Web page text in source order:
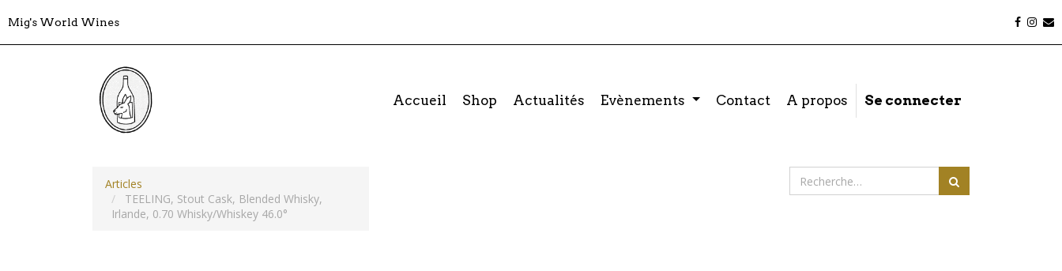
Mig's World Wines
Accueil Shop Actualités Evènements Contact A propos Se connecter
Articles
TEELING, Stout Cask, Blended Whisky,
Irlande, 0.70 Whisky/Whiskey 46.0°